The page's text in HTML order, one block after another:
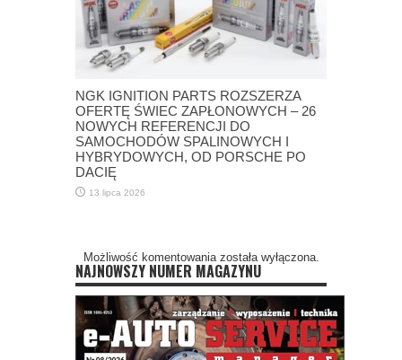
NGK IGNITION PARTS ROZSZERZA
OFERTĘ ŚWIEC ZAPŁONOWYCH – 26
NOWYCH REFERENCJI DO
SAMOCHODÓW SPALINOWYCH I
HYBRYDOWYCH, OD PORSCHE PO
DACIĘ
13 lipca 2026
Możliwość komentowania została wyłączona.
NAJNOWSZY NUMER MAGAZYNU